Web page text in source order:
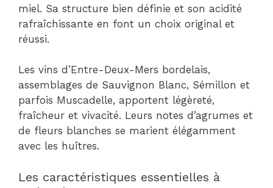
miel. Sa structure bien définie et son acidité
rafraîchissante en font un choix original et
réussi.
Les vins d’Entre-Deux-Mers bordelais,
assemblages de Sauvignon Blanc, Sémillon et
parfois Muscadelle, apportent légèreté,
fraîcheur et vivacité. Leurs notes d’agrumes et
de fleurs blanches se marient élégamment
avec les huîtres.
Les caractéristiques essentielles à